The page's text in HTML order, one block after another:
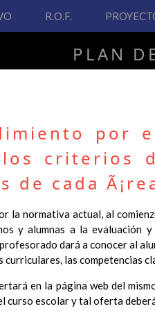
R.O.F.
PLAN
PLAN
Decreto 126/2014, de 28
ha hecho necesario la revisión
desde este sitio web.
interés.
por
criterios
de cada
la normativa actual, al
y alumnas a la evaluación
dará a conocer al
curriculares, las competencias
en la página web del
escolar y tal oferta